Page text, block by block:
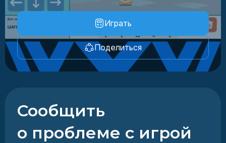
Играть
Поделиться
Сообщить
о проблеме с игрой